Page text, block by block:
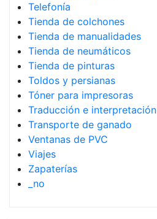
Telefonía
Tienda de colchones
Tienda de manualidades
Tienda de neumáticos
Tienda de pinturas
Toldos y persianas
Tóner para impresoras
Traducción e interpretación
Transporte de ganado
Ventanas de PVC
Viajes
Zapaterías
_no